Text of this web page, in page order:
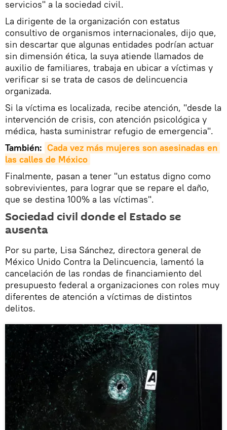
servicios" a la sociedad civil.
La dirigente de la organización con estatus
consultivo de organismos internacionales, dijo que,
sin descartar que algunas entidades podrían actuar
sin dimensión ética, la suya atiende llamados de
auxilio de familiares, trabaja en ubicar a víctimas y
verificar si se trata de casos de delincuencia
organizada.
Si la víctima es localizada, recibe atención, "desde la
intervención de crisis, con atención psicológica y
médica, hasta suministrar refugio de emergencia".
También: Cada vez más mujeres son asesinadas en
las calles de México
Finalmente, pasan a tener "un estatus digno como
sobrevivientes, para lograr que se repare el daño,
que se destina 100% a las víctimas".
Sociedad civil donde el Estado se
ausenta
Por su parte, Lisa Sánchez, directora general de
México Unido Contra la Delincuencia, lamentó la
cancelación de las rondas de financiamiento del
presupuesto federal a organizaciones con roles muy
diferentes de atención a víctimas de distintos
delitos.